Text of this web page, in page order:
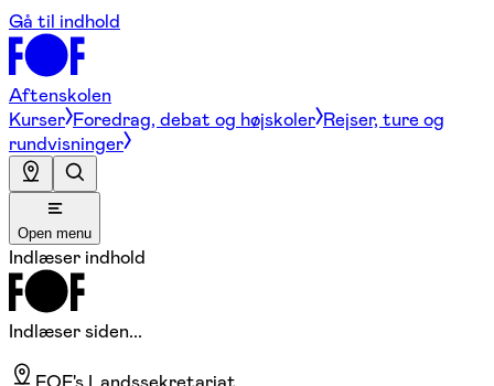
Gå til indhold
Aftenskolen
Kurser Foredrag, debat og højskoler Rejser, ture og
rundvisninger
Open menu
Indlæser indhold
Indlæser siden...